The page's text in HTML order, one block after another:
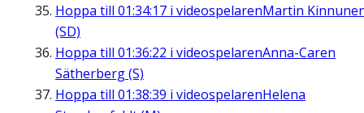
Hoppa till 01:34:17 i videospelarenMartin
(SD)
Hoppa till 01:36:22 i videospelarenAnna-Caren
Sätherberg (S)
Hoppa till 01:38:39 i videospelarenHelena